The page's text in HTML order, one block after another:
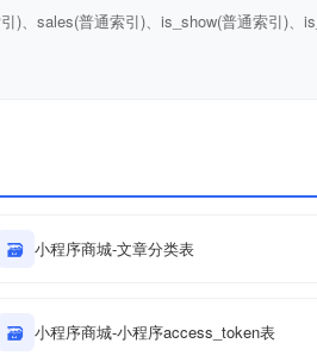
)、sales(普通索引)、is_show(普通索引)
🗃 小程序商城-文章分类表
🗃 小程序商城-小程序access_token表